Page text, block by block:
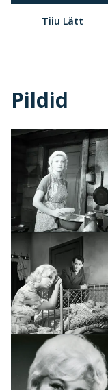
Tiiu Lätt
Pildid